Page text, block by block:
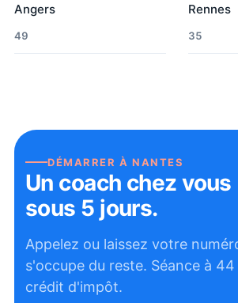
Angers
49
Rennes
35
DÉMARRER ÀNANTES
Un coach chez vous
sous 5 jours.
Appelez ou laissez votre
s'occupe du reste. Séance à 44
crédit d'impôt.